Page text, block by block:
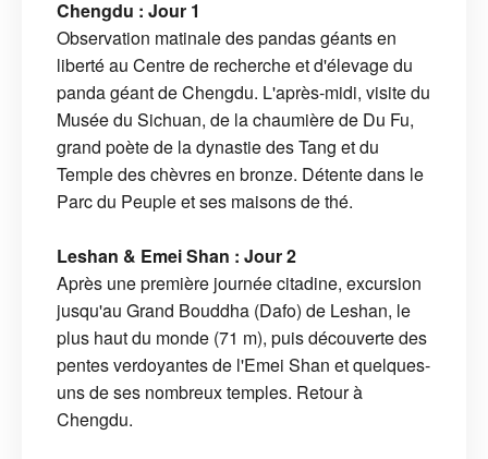
Chengdu : Jour 1
Observation matinale des pandas géants en
liberté au Centre de recherche et d'élevage du
panda géant de Chengdu. L'après-midi, visite du
Musée du Sichuan, de la chaumière de Du Fu,
grand poète de la dynastie des Tang et du
Temple des chèvres en bronze. Détente dans le
Parc du Peuple et ses maisons de thé.
Leshan & Emei Shan : Jour 2
Après une première journée citadine, excursion
jusqu'au Grand Bouddha (Dafo) de Leshan, le
plus haut du monde (71 m), puis découverte des
pentes verdoyantes de l'Emei Shan et quelques-
uns de ses nombreux temples. Retour à
Chengdu.